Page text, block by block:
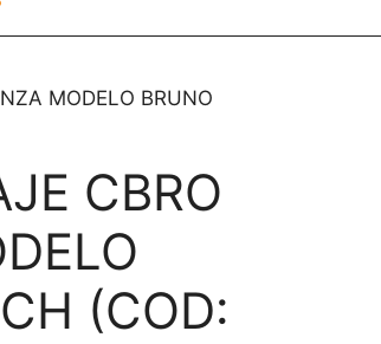
MODELO BRUNO
CBRO
(COD: